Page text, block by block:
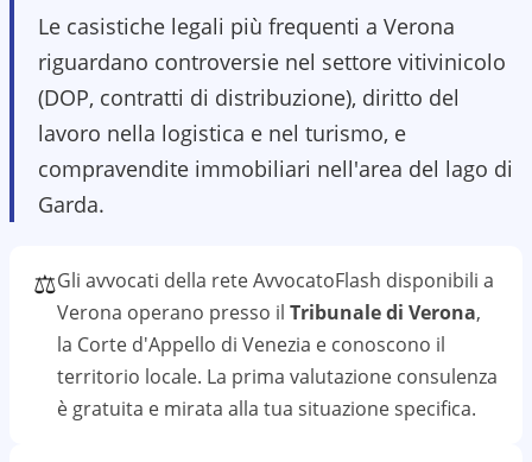
Le casistiche legali più frequenti a Verona
riguardano controversie nel settore vitivinicolo
(DOP, contratti di distribuzione), diritto del
lavoro nella logistica e nel turismo, e
compravendite immobiliari nell'area del lago di
Garda.
⚖️Gli avvocati della rete AvvocatoFlash disponibili a
Verona operano presso il Tribunale di Verona,
la Corte d'Appello di Venezia e conoscono il
territorio locale. La prima valutazione consulenza
è gratuita e mirata alla tua situazione specifica.